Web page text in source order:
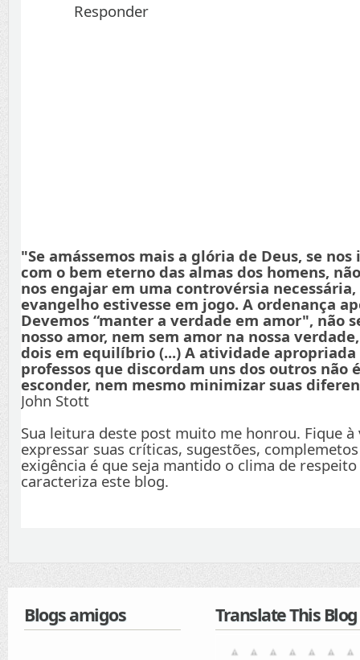
Responder
"Se amássemos mais a glória de Deus, se
com o bem eterno das almas dos homens,
nos engajar em uma controvérsia
evangelho estivesse em jogo. A ordenança
Devemos “manter a verdade em amor", não
nosso amor, nem sem amor na nossa
dois em equilíbrio (...) A atividade apropriada
professos que discordam uns dos outros não
esconder, nem mesmo minimizar suas
John Stott
Sua leitura deste post muito me honrou. Fique à
expressar suas críticas, sugestões,
exigência é que seja mantido o clima de
caracteriza este blog.
Blogs amigos Translate This Blog